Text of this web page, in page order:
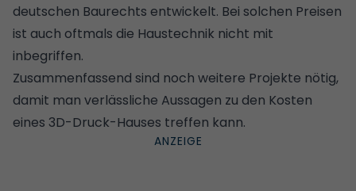
deutschen Baurechts entwickelt. Bei solchen Preisen
ist auch oftmals die Haustechnik nicht mit
inbegriffen.
Zusammenfassend sind noch weitere Projekte nötig,
damit man verlässliche Aussagen zu den Kosten
eines 3D-Druck-Hauses treffen kann.